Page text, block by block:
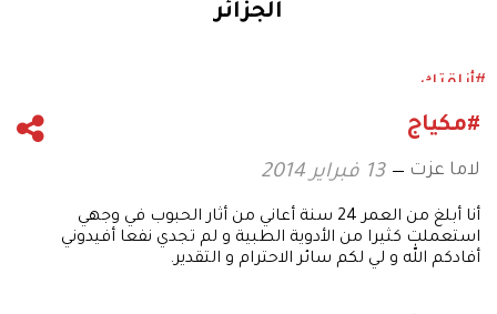
الجزائر
#أناقتك
#مكياج
لاما عزت 13 فبراير 2014
أنا أبلغ من العمر 24 سنة أعاني من أثار الحبوب في وجهي
استعملت كثيرا من الأدوية الطبية و لم تجدي نفعا أفيدوني
أفادكم الله و لي لكم سائر الاحترام و التقدير.